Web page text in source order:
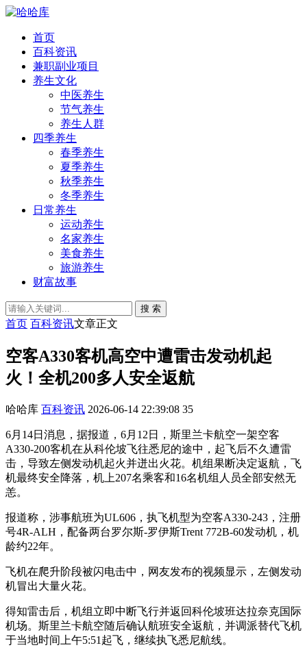
首页
百科资讯
兼职副业项目
养生文化
中医养生
节气养生
养生人群
四季养生
春季养生
夏季养生
秋季养生
冬季养生
日常养生
运动养生
名家养生
美食养生
旅游养生
财富故事
搜 索
首页 百科资讯文章正文
空客A330客机高空中遭雷击发动机起
火！全机200多人安全返航
哈哈库 百科资讯 2026-06-14 22:39:08 35
6月14日消息，据报道，6月12日，斯里兰卡航空一架空客
A330-200客机在从科伦坡飞往悉尼的途中，起飞后不久遭雷
击，导致左侧发动机起火并迸出火花。机组果断决定返航，飞
机最终安全降落，机上207名乘客和16名机组人员全部安然无
恙。
报道称，涉事航班为UL606，执飞机型为空客A330-243，注册
号4R-ALH，配备两台罗尔斯-罗伊斯Trent 772B-60发动机，机
龄约22年。
飞机在爬升阶段被闪电击中，网友发布的视频显示，左侧发动
机冒出大量火花。
得知雷击后，机组立即中断飞行并返回科伦坡班达拉奈克国际
机场。斯里兰卡航空随后确认航班安全返航，并调派替代飞机
于当地时间上午5:51起飞，继续执飞悉尼航线。